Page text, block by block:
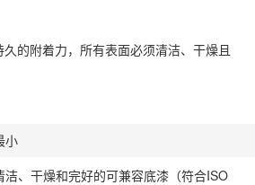
的附着力，所有表面必须清洁、干燥且
小
洁、干燥和完好的可兼容底漆（符合ISO